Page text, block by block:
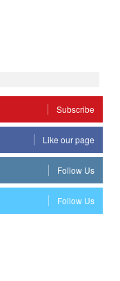
Subscribe
Like our page
Follow Us
Follow Us